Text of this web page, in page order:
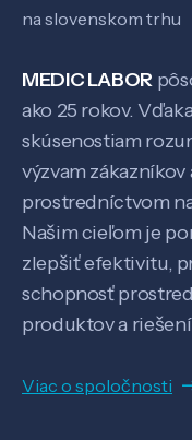
na slovenskom trhu
MEDIC LABOR
ako 25 rokov.
skúsenostiam
výzvam
prostredníctvom
Našim cieľom je
zlepšiť efektivitu,
schopnosť
produktov a
Viac o spoločnosti